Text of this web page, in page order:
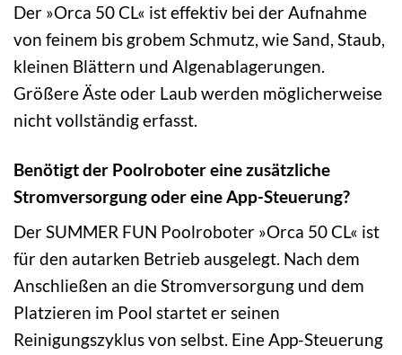
Der »Orca 50 CL« ist effektiv bei der Aufnahme
von feinem bis grobem Schmutz, wie Sand, Staub,
kleinen Blättern und Algenablagerungen.
Größere Äste oder Laub werden möglicherweise
nicht vollständig erfasst.
Benötigt der Poolroboter eine zusätzliche
Stromversorgung oder eine App-Steuerung?
Der SUMMER FUN Poolroboter »Orca 50 CL« ist
für den autarken Betrieb ausgelegt. Nach dem
Anschließen an die Stromversorgung und dem
Platzieren im Pool startet er seinen
Reinigungszyklus von selbst. Eine App-Steuerung